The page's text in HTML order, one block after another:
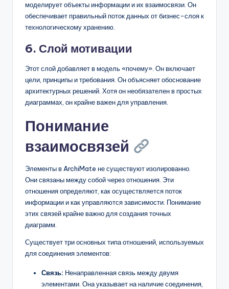
моделирует объекты информации и их взаимосвязи. Он
обеспечивает правильный поток данных от бизнес-слоя к
технологическому хранению.
6. Слой мотивации
Этот слой добавляет в модель «почему». Он включает
цели, принципы и требования. Он объясняет обоснование
архитектурных решений. Хотя он необязателен в простых
диаграммах, он крайне важен для управления.
Понимание
взаимосвязей
Элементы в ArchiMate не существуют изолированно.
Они связаны между собой через отношения. Эти
отношения определяют, как осуществляется поток
информации и как управляются зависимости. Понимание
этих связей крайне важно для создания точных
диаграмм.
Существует три основных типа отношений, используемых
для соединения элементов:
Связь: Ненаправленная связь между двумя
элементами. Она указывает на наличие соединения,